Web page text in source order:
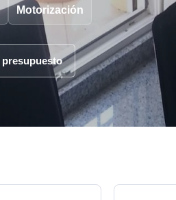
Motorización
presupuesto